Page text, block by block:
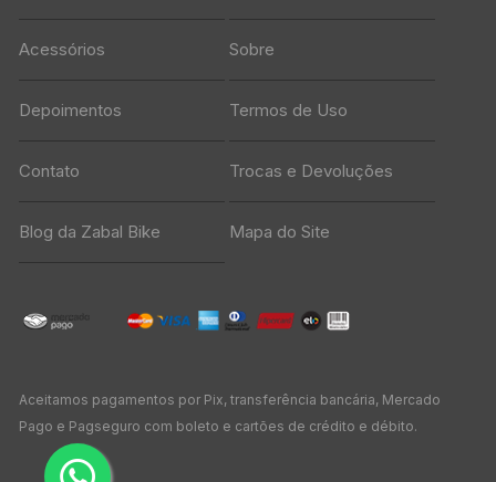
Acessórios Sobre
Depoimentos Termos de Uso
Contato Trocas e Devoluções
Blog da Zabal Bike Mapa do Site
Aceitamos pagamentos por Pix, transferência bancária, Mercado
Pago e Pagseguro com boleto e cartões de crédito e débito.